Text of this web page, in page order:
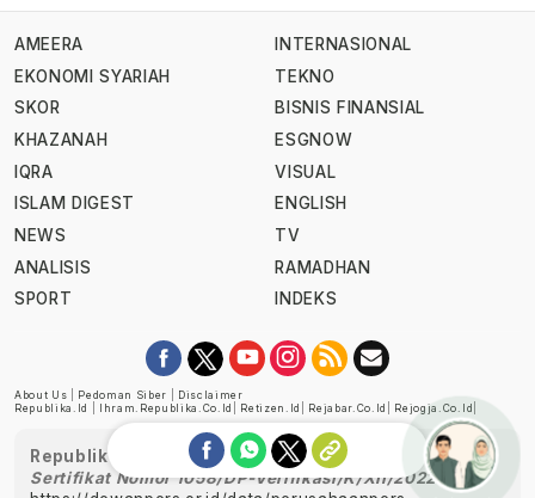
AMEERA
EKONOMI SYARIAH
SKOR
KHAZANAH
IQRA
ISLAM DIGEST
NEWS
ANALISIS
SPORT
INTERNASIONAL
TEKNO
BISNIS FINANSIAL
ESGNOW
VISUAL
ENGLISH
TV
RAMADHAN
INDEKS
About Us Pedoman Siber
Disclaimer
Republika.id
Ihram.republika.co.id Retizen.id Rejabar.co.id Rejogja.co.id
Republika telah diverifikasi oleh Dewan Pers
Sertifikat Nomor 1058/DP-Verifikasi/K/XII/2022